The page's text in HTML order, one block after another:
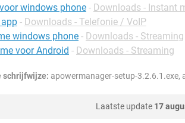
windows phone - Downloads - Instant
- Downloads - Telefonie / VoIP
windows phone - Downloads - Streaming
voor Android - Downloads - Streaming
schrijfwijze: apowermanager-setup-3.2.6.1.exe,
Laatste update 17